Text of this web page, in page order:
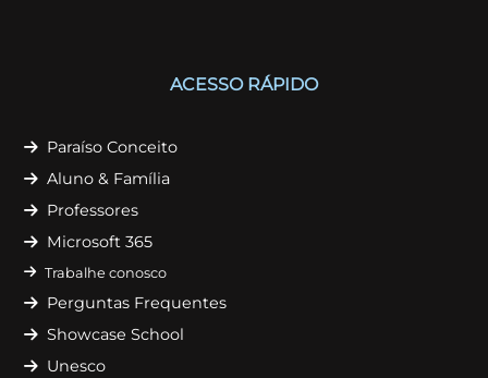
ACESSO RÁPIDO
Paraíso Conceito
Aluno & Família
Professores
Microsoft 365
Trabalhe conosco
Perguntas Frequentes
Showcase School
Unesco